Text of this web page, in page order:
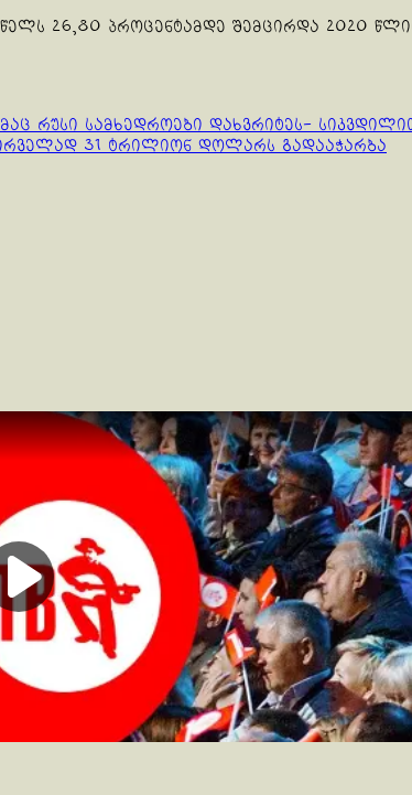
26,80 პროცენტამდე შემცირდა 2020
რუსი სამხედროები დახვრიტეს-
31 ტრილიონ დოლარს გადააჭარბა